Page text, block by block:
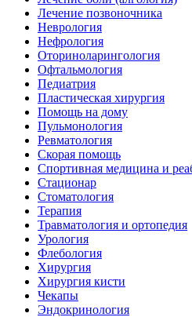
Лечение позвоночника
Неврология
Нефрология
Оториноларингология
Офтальмология
Педиатрия
Пластическая хирургия
Помощь на дому
Пульмонология
Ревматология
Скорая помощь
Спортивная медицина и
Стационар
Стоматология
Терапия
Травматология и ортопедия
Урология
Флебология
Хирургия
Хирургия кисти
Чекапы
Эндокринология